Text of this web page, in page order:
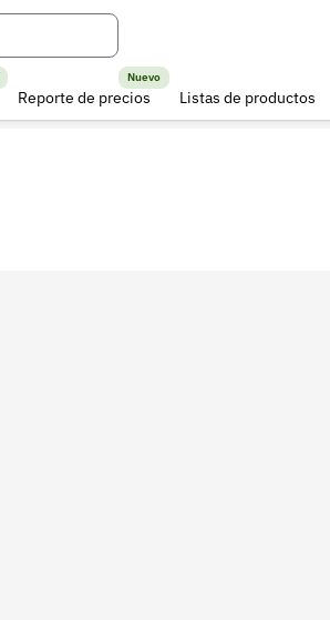
Reporte de precios
Nuevo
Listas de productos